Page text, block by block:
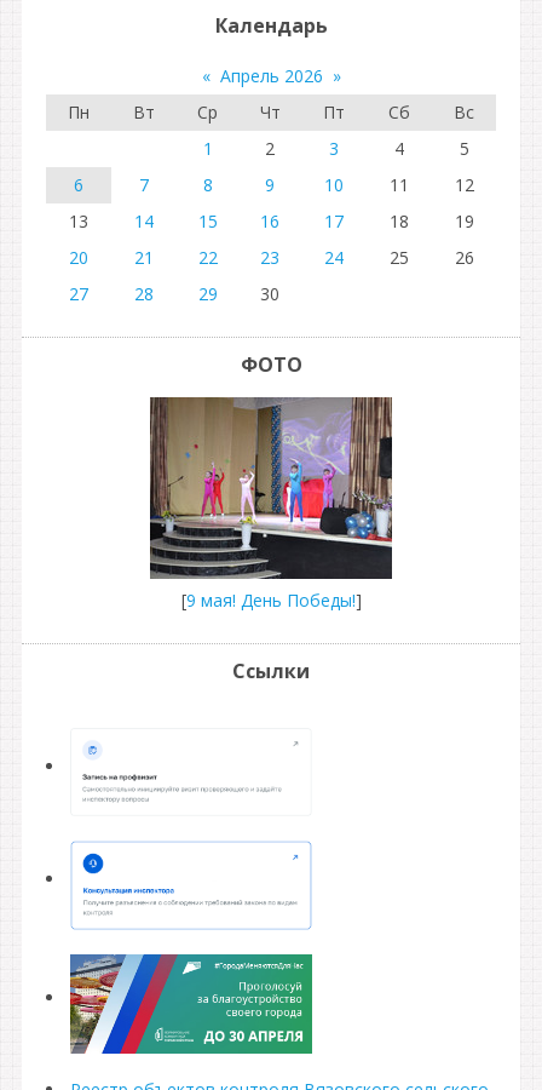
Календарь
« Апрель 2026 »
Пн
Вт Ср Чт Пт Сб
Вс
1
2 3 4
5
6
7 8 9 10 11
12
13
14 15 16 17 18
19
20
21 22 23 24 25
26
27
28 29 30
ФОТО
[9 мая! День Победы!]
Ссылки